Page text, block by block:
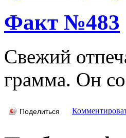
Факт №483
Свежий
грамма. Он
Поделиться